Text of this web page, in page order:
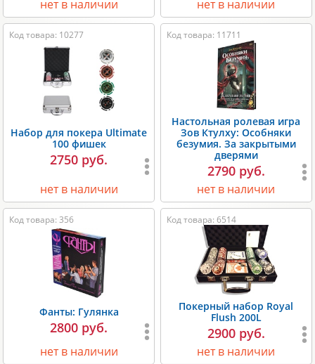
нет в наличии нет в наличии
Код товара: 10277
Набор для покера Ultimate
100 фишек
2750 руб.
нет в наличии
Код товара: 11711
Настольная ролевая игра
Зов Ктулху: Особняки
безумия. За закрытыми
дверями
2790 руб.
нет в наличии
Код товара: 356
Фанты: Гулянка
2800 руб.
нет в наличии
Код товара: 6514
Покерный набор Royal
Flush 200L
2900 руб.
нет в наличии